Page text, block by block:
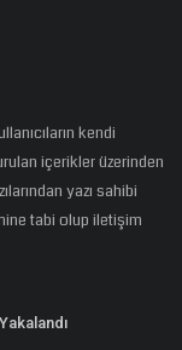
kendi
içerikler üzerinden
yazı sahibi
tabi olup iletişim